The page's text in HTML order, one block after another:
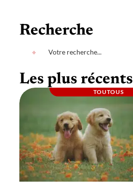
Recherche
Les plus récents
TOUTOUS